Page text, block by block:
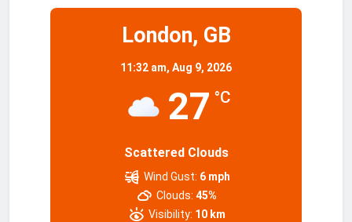
London, GB
11:32 am, Aug 9, 2026
27 °C
Scattered Clouds
Wind Gust: 6 mph
Clouds: 45%
Visibility: 10 km